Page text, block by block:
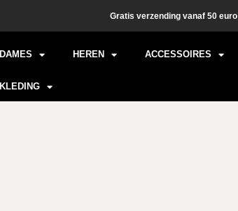
Gratis verzending vanaf 50 euro
DAMES HEREN ACCESSOIRES
KLEDING